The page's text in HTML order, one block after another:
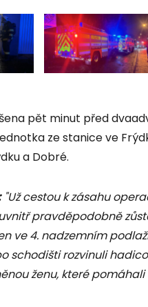
pět minut před
ze stanice ve
a Dobré.
"Už cestou k zásahu
pravděpodobně
ve 4. nadzemním
schodišti rozvinuli
ženu, které pomáhali